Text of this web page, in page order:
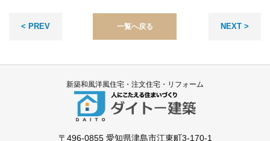
< PREV 一覧へ戻る NEXT >
新築和風洋風住宅・注文住宅・リフォーム
〒496-0855 愛知県津島市江東町3-170-1